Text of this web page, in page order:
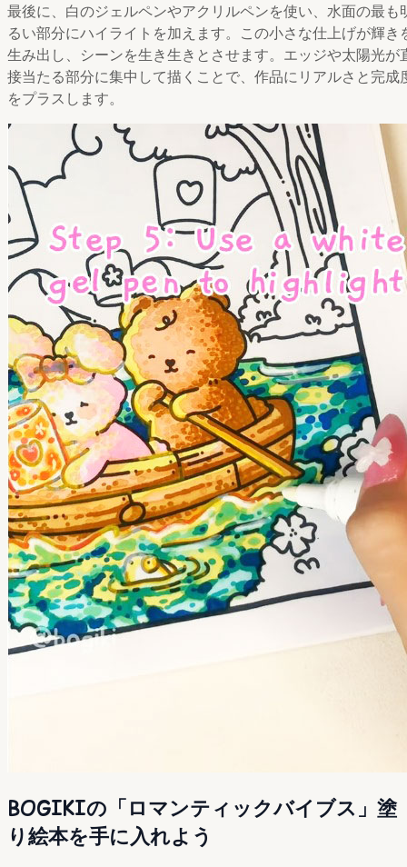
最後に、白のジェルペンやアクリルペンを使い、水面の最も
るい部分にハイライトを加えます。この小さな仕上げが輝き
生み出し、シーンを生き生きとさせます。エッジや太陽光が
接当たる部分に集中して描くことで、作品にリアルさと完成
をプラスします。
BOGIKIの「ロマンティックバイブス」塗
り絵本を手に入れよう